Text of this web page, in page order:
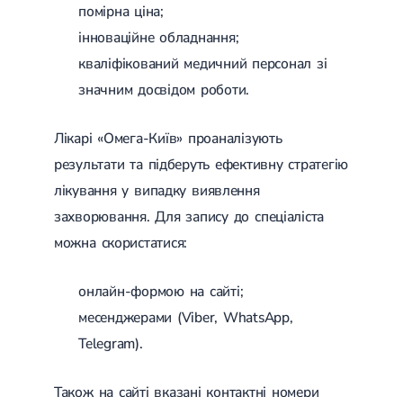
помірна ціна;
інноваційне обладнання;
кваліфікований медичний персонал зі
значним досвідом роботи.
Лікарі «Омега-Київ» проаналізують
результати та підберуть ефективну стратегію
лікування у випадку виявлення
захворювання. Для запису до спеціаліста
можна скористатися:
онлайн-формою на сайті;
месенджерами (Viber, WhatsApp,
Telegram).
Також на сайті вказані контактні номери